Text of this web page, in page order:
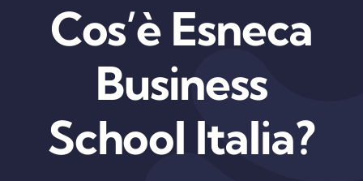
Cos’è Esneca
Business
School Italia?